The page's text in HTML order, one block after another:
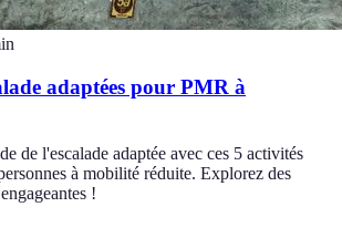
adaptées pour PMR à
de l'escalade adaptée avec ces 5 activités
à mobilité réduite. Explorez des
!